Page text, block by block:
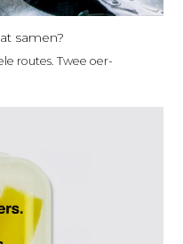
samen?
routes. Twee oer-